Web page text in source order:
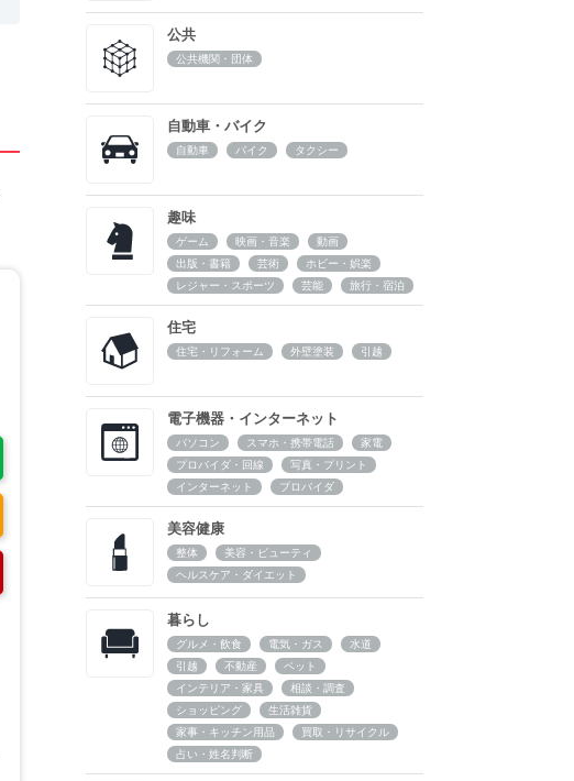
公共
公共機関・団体
自動車・バイク
自動車 バイク タクシー
趣味
ゲーム 映画・音楽
動画
出版・書籍
芸術
ホビー・娯楽
レジャー・スポーツ
芸能 旅行・宿泊
住宅
住宅・リフォーム 外壁塗装 引越
電子機器・インターネット
パソコン スマホ・携帯電話
家電
プロバイダ・回線
写真・プリント
インターネット
プロバイダ
美容健康
整体
美容・ビューティ
ヘルスケア・ダイエット
暮らし
グルメ・飲食 電気・ガス
水道
引越
不動産
ペット
インテリア・家具
相談・調査
ショッピング
生活雑貨
家事・キッチン用品
買取・リサイクル
占い・姓名判断